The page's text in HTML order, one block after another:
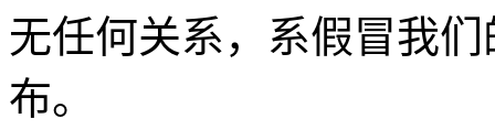
无任何关系，系假冒我
布。